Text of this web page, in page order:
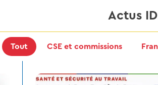
Actus
Tout CSE et commissions